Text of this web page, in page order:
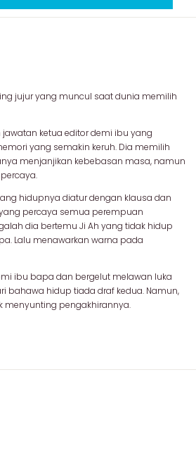
jujur yang muncul saat dunia memilih
ketua editor demi ibu yang
yang semakin keruh. Dia memilih
menjanjikan kebebasan masa, namun
hidupnya diatur dengan klausa dan
percaya semua perempuan
dia bertemu Ji Ah yang tidak hidup
Lalu menawarkan warna pada
ibu bapa dan bergelut melawan luka
bahawa hidup tiada draf kedua. Namun,
menyunting pengakhirannya.